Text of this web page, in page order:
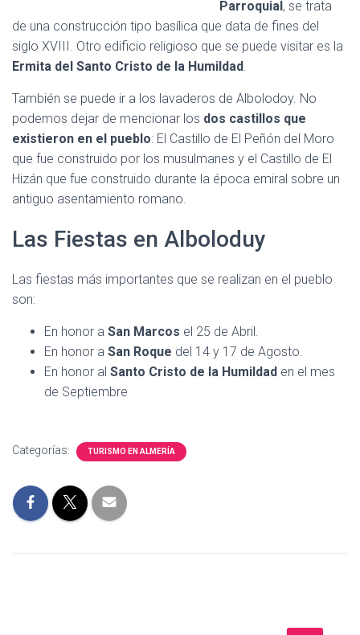
Parroquial, se trata
de una construcción tipo basílica que data de fines del
siglo XVIII. Otro edificio religioso que se puede visitar es la
Ermita del Santo Cristo de la Humildad.
También se puede ir a los lavaderos de Albolodoy. No
podemos dejar de mencionar los dos castillos que
existieron en el pueblo: El Castillo de El Peñón del Moro
que fue construido por los musulmanes y el Castillo de El
Hizán que fue construido durante la época emiral sobre un
antiguo asentamiento romano.
Las Fiestas en Alboloduy
Las fiestas más importantes que se realizan en el pueblo
son:
En honor a San Marcos el 25 de Abril.
En honor a San Roque del 14 y 17 de Agosto.
En honor al Santo Cristo de la Humildad en el mes
de Septiembre
Categorías: TURISMO EN ALMERÍA